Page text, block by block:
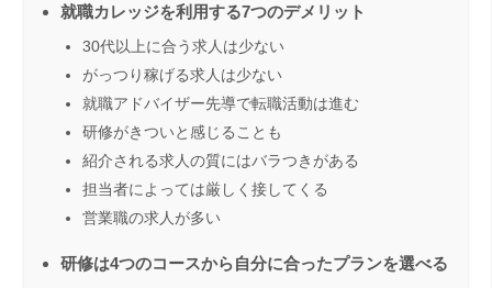
就職カレッジを利用する7つのデメリット
30代以上に合う求人は少ない
がっつり稼げる求人は少ない
就職アドバイザー先導で転職活動は進む
研修がきついと感じることも
紹介される求人の質にはバラつきがある
担当者によっては厳しく接してくる
営業職の求人が多い
研修は4つのコースから自分に合ったプランを選べる